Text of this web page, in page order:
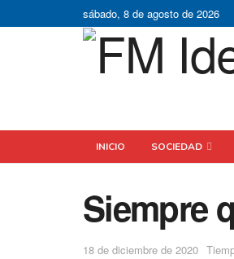
sábado, 8 de agosto de 2026
INICIO SOCIEDAD
Siempre
18 de diciembre de 2020